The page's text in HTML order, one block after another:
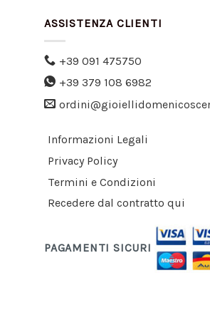
ASSISTENZA CLIENTI
+39 091 475750
+39 379 108 6982
Informazioni Legali
Privacy Policy
Termini e Condizioni
Recedere dal contratto qui
PAGAMENTI SICURI